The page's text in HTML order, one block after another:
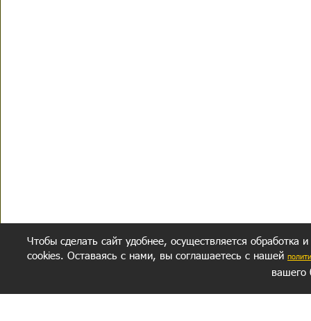
Чтобы сделать сайт удобнее, осуществляется обработка
cookies. Оставаясь с нами, вы соглашаетесь с нашей
вашего